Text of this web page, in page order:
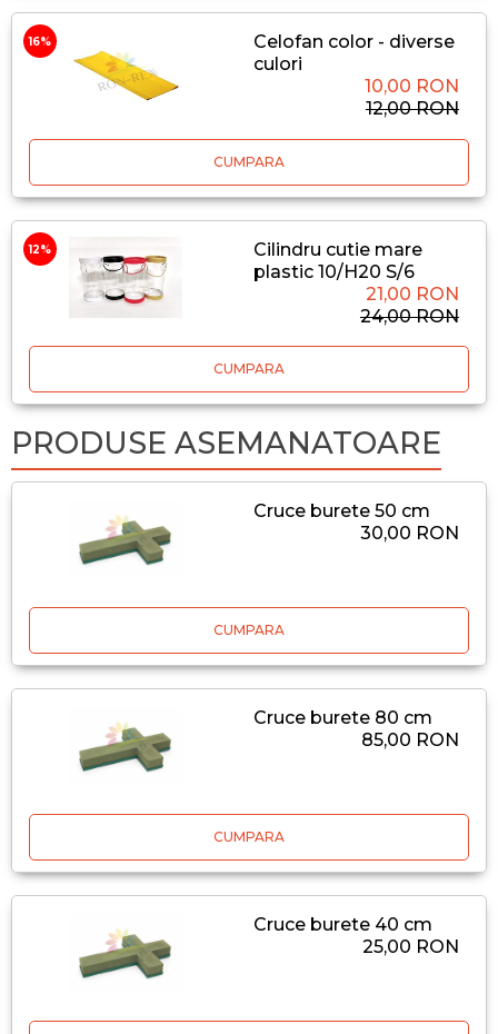
16%
Celofan color - diverse
culori
10,00 RON
12,00 RON
CUMPARA
12%
Cilindru cutie mare
plastic 10/H20 S/6
21,00 RON
24,00 RON
CUMPARA
PRODUSE ASEMANATOARE
Cruce burete 50 cm
30,00 RON
CUMPARA
Cruce burete 80 cm
85,00 RON
CUMPARA
Cruce burete 40 cm
25,00 RON